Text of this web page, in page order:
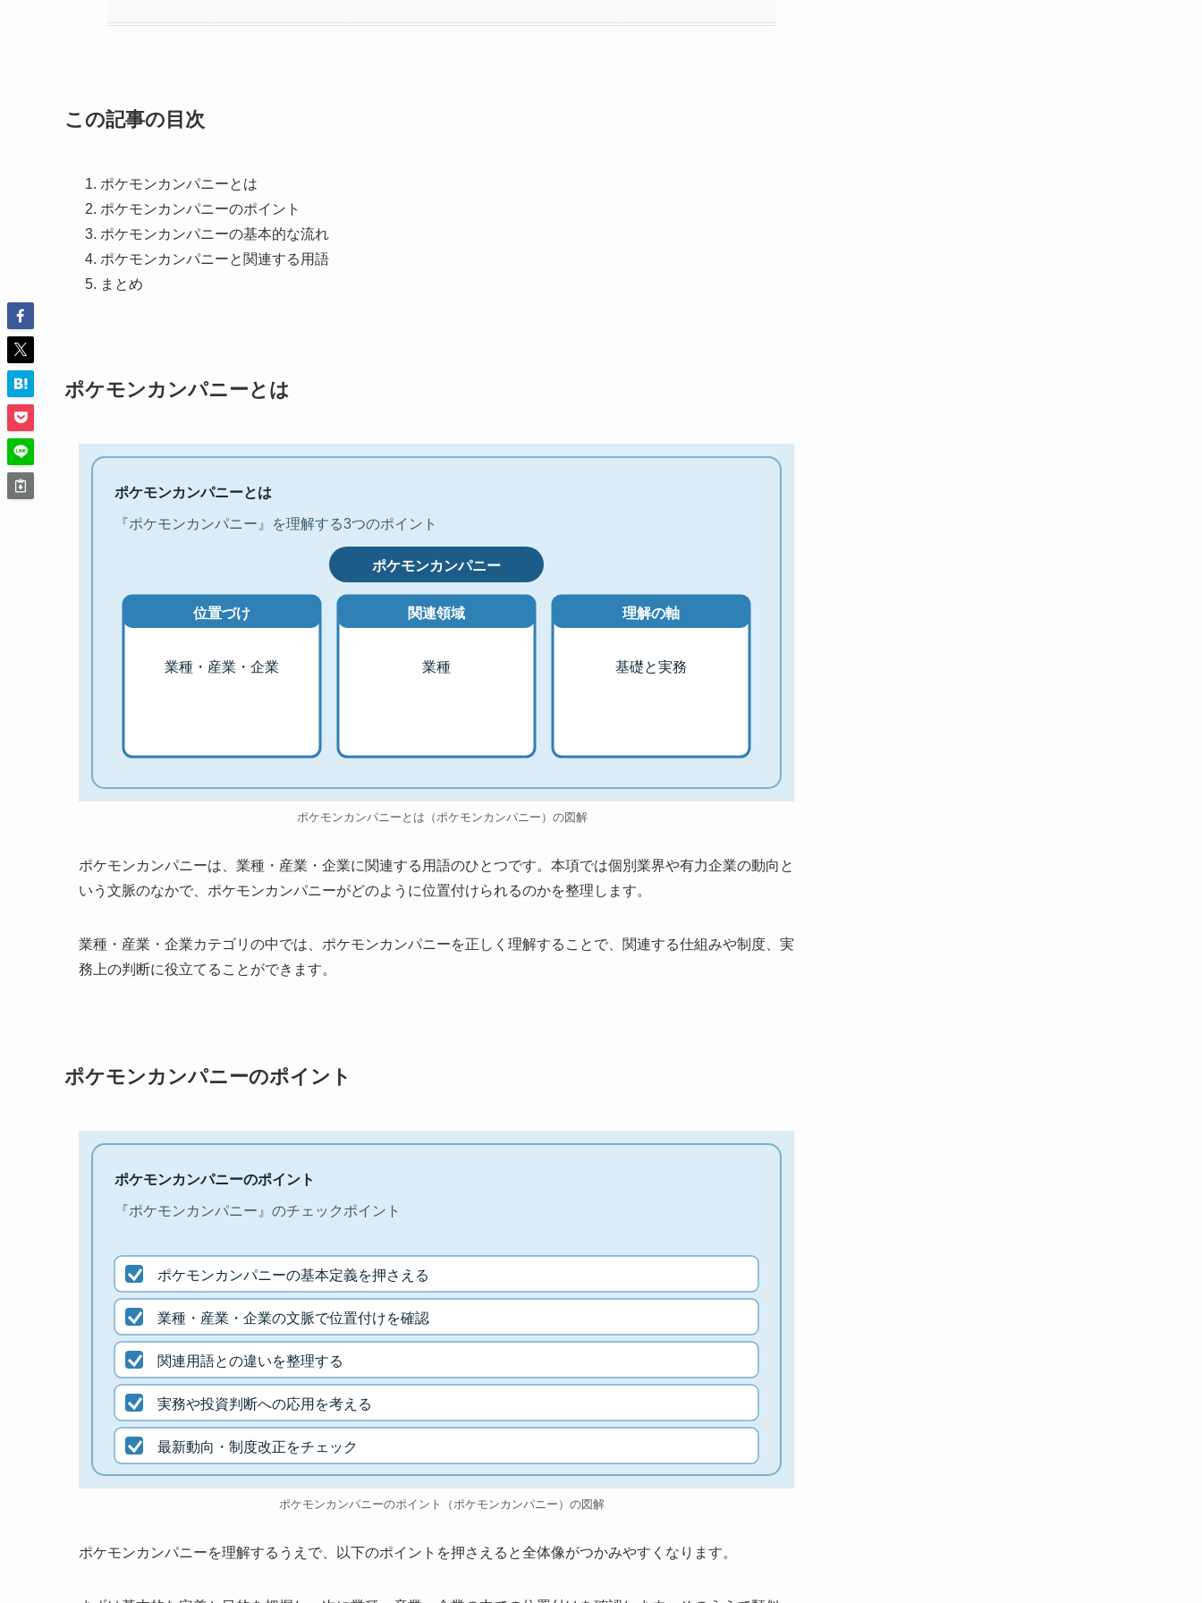
この記事の目次
ポケモンカンパニーとは
ポケモンカンパニーのポイント
ポケモンカンパニーの基本的な流れ
ポケモンカンパニーと関連する用語
まとめ
ポケモンカンパニーとは
ポケモンカンパニーとは
『ポケモンカンパニー』を理解する3つのポイント
ポケモンカンパニー
位置づけ
業種・産業・企業
関連領域
業種
理解の軸
基礎と実務
ポケモンカンパニーとは（ポケモンカンパニー）の図解
ポケモンカンパニーは、業種・産業・企業に関連する用語のひとつです。本項では個別業界や有力企業の動向と
いう文脈のなかで、ポケモンカンパニーがどのように位置付けられるのかを整理します。
業種・産業・企業カテゴリの中では、ポケモンカンパニーを正しく理解することで、関連する仕組みや制度、実
務上の判断に役立てることができます。
ポケモンカンパニーのポイント
ポケモンカンパニーのポイント
『ポケモンカンパニー』のチェックポイント
ポケモンカンパニーの基本定義を押さえる
業種・産業・企業の文脈で位置付けを確認
関連用語との違いを整理する
実務や投資判断への応用を考える
最新動向・制度改正をチェック
ポケモンカンパニーのポイント（ポケモンカンパニー）の図解
ポケモンカンパニーを理解するうえで、以下のポイントを押さえると全体像がつかみやすくなります。